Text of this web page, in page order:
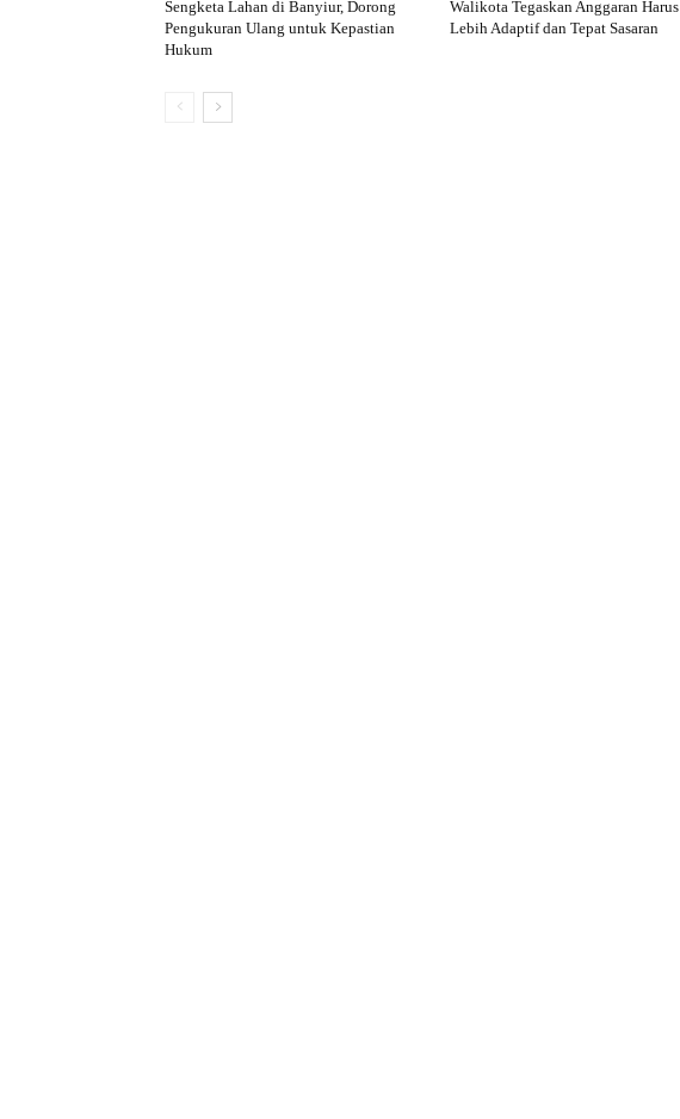
Sengketa Lahan di Banyiur, Dorong
Pengukuran Ulang untuk Kepastian
Hukum
Walikota Tegaskan Anggaran Harus
Lebih Adaptif dan Tepat Sasaran